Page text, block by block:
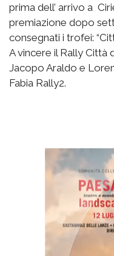
prima dell’ arrivo a
premiazione dopo
consegnati i trofei:
A vincere il Rally Città
Jacopo Araldo e
Fabia Rally2.